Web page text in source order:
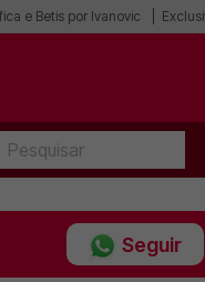
e Betis por Ivanovic
Seguir